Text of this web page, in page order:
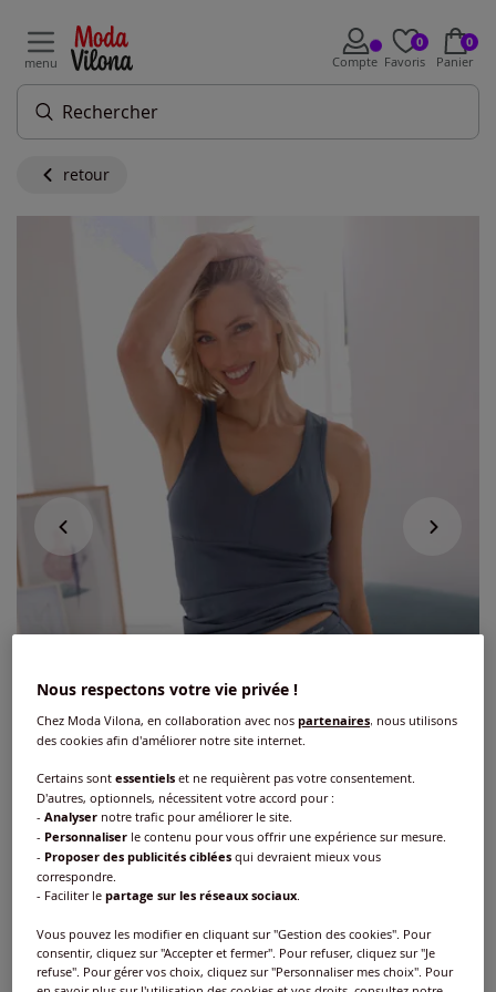
menu Compte
0
Favoris
0
Panier
retour
Chemise soutien-gorge jersey fin
Nous respectons votre vie privée !
Chez Moda Vilona, en collaboration avec nospartenaires, nous utilisons
des cookies afin d'améliorer notre site internet.
Certains sontessentiels et ne requièrent pas votre consentement.
D'autres, optionnels, nécessitent votre accord pour :
-Analyser notre trafic pour améliorer le site.
- Personnaliser le contenu pour vous offrir une expérience sur mesure.
- Proposer des publicités ciblées qui devraient mieux vous
correspondre.
- Faciliter lepartage sur les réseaux sociaux.
Vous pouvez les modifier en cliquant sur "Gestion des cookies". Pour
consentir, cliquez sur "Accepter et fermer". Pour refuser, cliquez sur "Je
refuse". Pour gérer vos choix, cliquez sur "Personnaliser mes choix". Pour